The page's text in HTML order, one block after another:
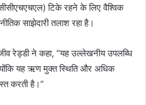
टिके रहने के लिए वैश्विक
साझेदारी तलाश रहा है।
रेड्डी ने कहा, “यह उल्लेखनीय उपलब्धि
यह ऋण मुक्त स्थिति और अधिक
करती है।”